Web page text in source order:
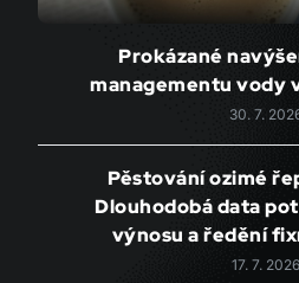
Prokázané
managementu vody
30. 7.
Pěstování ozimé
Dlouhodobá data
výnosu a ředění
17. 7. 2026